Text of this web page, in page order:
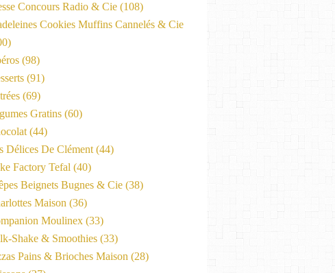
Concours Radio & Cie (108)
Cookies Muffins Cannelés & Cie
(98)
(91)
(69)
Gratins (60)
(44)
Délices De Clément (44)
Factory Tefal (40)
Beignets Bugnes & Cie (38)
Maison (36)
Moulinex (33)
Shake & Smoothies (33)
Pains & Brioches Maison (28)